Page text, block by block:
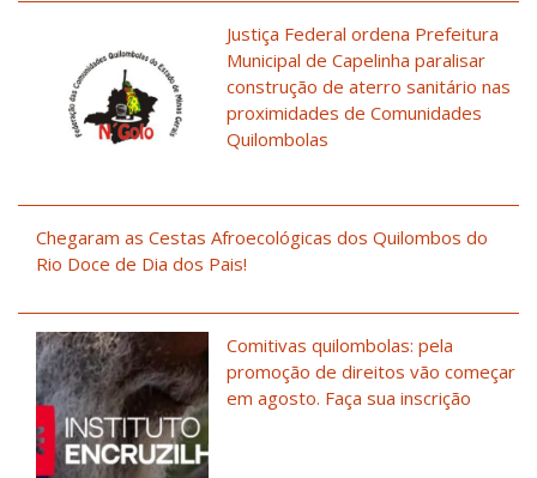
Justiça Federal ordena Prefeitura
Municipal de Capelinha paralisar
construção de aterro sanitário nas
proximidades de Comunidades
Quilombolas
Chegaram as Cestas Afroecológicas dos Quilombos do
Rio Doce de Dia dos Pais!
Comitivas quilombolas: pela
promoção de direitos vão começar
em agosto. Faça sua inscrição